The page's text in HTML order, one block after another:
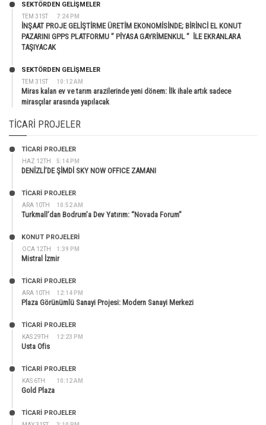
TEM 31ST 7:24 PM
SEKTÖRDEN GELIŞMELER
İNŞAAT PROJE GELİŞTİRME ÜRETİM EKONOMİSİNDE; BİRİNCİ EL KONUT
PAZARINI GPPS PLATFORMU ” PİYASA GAYRİMENKUL ” İLE EKRANLARA
TAŞIYACAK
TEM 31ST 10:12 AM
SEKTÖRDEN GELIŞMELER
Miras kalan ev ve tarım arazilerinde yeni dönem: İlk ihale artık sadece
mirasçılar arasında yapılacak
TICARI PROJELER
HAZ 12TH 5:14 PM
TİCARİ PROJELER
DENİZLİ’DE ŞİMDİ SKY NOW OFFICE ZAMANI
ARA 10TH 10:52 AM
TİCARİ PROJELER
Turkmall’dan Bodrum’a Dev Yatırım: “Novada Forum”
OCA 12TH 1:39 PM
KONUT PROJELERI
Mistral İzmir
ARA 10TH 12:14 PM
TİCARİ PROJELER
Plaza Görünümlü Sanayi Projesi: Modern Sanayi Merkezi
KAS 29TH 12:23 PM
TİCARİ PROJELER
Usta Ofis
KAS 6TH 10:12 AM
TİCARİ PROJELER
Gold Plaza
TİCARİ PROJELER